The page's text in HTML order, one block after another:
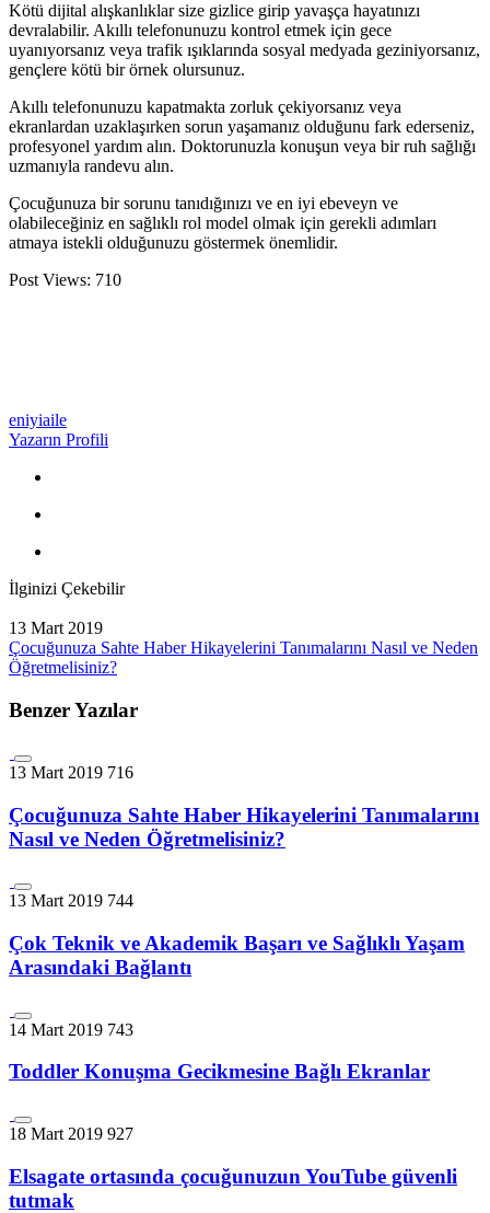
Kötü dijital alışkanlıklar size gizlice girip yavaşça hayatınızı
devralabilir. Akıllı telefonunuzu kontrol etmek için gece
uyanıyorsanız veya trafik ışıklarında sosyal medyada geziniyorsanız,
gençlere kötü bir örnek olursunuz.
Akıllı telefonunuzu kapatmakta zorluk çekiyorsanız veya
ekranlardan uzaklaşırken sorun yaşamanız olduğunu fark ederseniz,
profesyonel yardım alın. Doktorunuzla konuşun veya bir ruh sağlığı
uzmanıyla randevu alın.
Çocuğunuza bir sorunu tanıdığınızı ve en iyi ebeveyn ve
olabileceğiniz en sağlıklı rol model olmak için gerekli adımları
atmaya istekli olduğunuzu göstermek önemlidir.
Post Views: 710
eniyiaile
Yazarın Profili
İlginizi Çekebilir
13 Mart 2019
Çocuğunuza Sahte Haber Hikayelerini Tanımalarını Nasıl ve Neden
Öğretmelisiniz?
Benzer Yazılar
13 Mart 2019 716
Çocuğunuza Sahte Haber Hikayelerini Tanımalarını
Nasıl ve Neden Öğretmelisiniz?
13 Mart 2019 744
Çok Teknik ve Akademik Başarı ve Sağlıklı Yaşam
Arasındaki Bağlantı
14 Mart 2019 743
Toddler Konuşma Gecikmesine Bağlı Ekranlar
18 Mart 2019 927
Elsagate ortasında çocuğunuzun YouTube güvenli
tutmak